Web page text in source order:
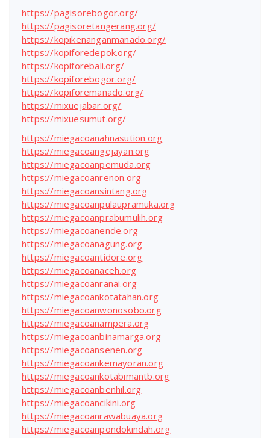
https://pagisorebogor.org/
https://pagisoretangerang.org/
https://kopikenanganmanado.org/
https://kopiforedepok.org/
https://kopiforebali.org/
https://kopiforebogor.org/
https://kopiforemanado.org/
https://mixuejabar.org/
https://mixuesumut.org/
https://miegacoanahnasution.org
https://miegacoangejayan.org
https://miegacoanpemuda.org
https://miegacoanrenon.org
https://miegacoansintang.org
https://miegacoanpulaupramuka.org
https://miegacoanprabumulih.org
https://miegacoanende.org
https://miegacoanagung.org
https://miegacoantidore.org
https://miegacoanaceh.org
https://miegacoanranai.org
https://miegacoankotatahan.org
https://miegacoanwonosobo.org
https://miegacoanampera.org
https://miegacoanbinamarga.org
https://miegacoansenen.org
https://miegacoankemayoran.org
https://miegacoankotabimantb.org
https://miegacoanbenhil.org
https://miegacoancikini.org
https://miegacoanrawabuaya.org
https://miegacoanpondokindah.org